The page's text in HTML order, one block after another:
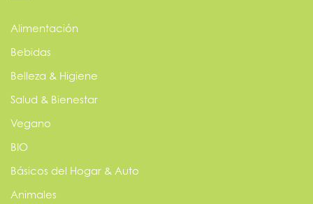
Alimentación
Bebidas
Belleza & Higiene
Salud & Bienestar
Vegano
BIO
Básicos del Hogar & Auto
Animales